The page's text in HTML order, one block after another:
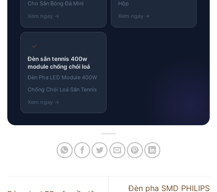
Cho Sân Bóng Đá Mini Hộp
✓
Đèn sân tennis 400w
module chống chói loá
Đèn Pha LED Module 400W
Chống Chói Loá Sân Tennis
Đèn pha SMD PHILIPS